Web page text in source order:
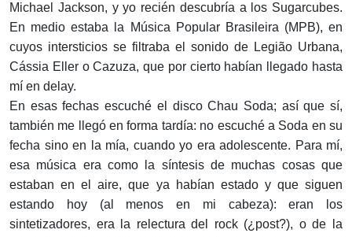
Michael Jackson, y yo recién descubría a los Sugarcubes.
En medio estaba la Música Popular Brasileira (MPB), en
cuyos intersticios se filtraba el sonido de Legião Urbana,
Cássia Eller o Cazuza, que por cierto habían llegado hasta
mí en delay.
En esas fechas escuché el disco Chau Soda; así que sí,
también me llegó en forma tardía: no escuché a Soda en su
fecha sino en la mía, cuando yo era adolescente. Para mí,
esa música era como la síntesis de muchas cosas que
estaban en el aire, que ya habían estado y que siguen
estando hoy (al menos en mi cabeza): eran los
sintetizadores, era la relectura del rock (¿post?), o de la